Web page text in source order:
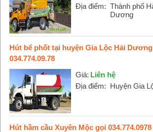
Địa điểm: Thành phố
Dương
Hút bể phốt tại huyện Gia Lộc Hải
034.774.09.78
Giá: Liên hệ
Địa điểm: Huyện Gia
Hút hầm cầu Xuyên Mộc gọi 034.774.0978